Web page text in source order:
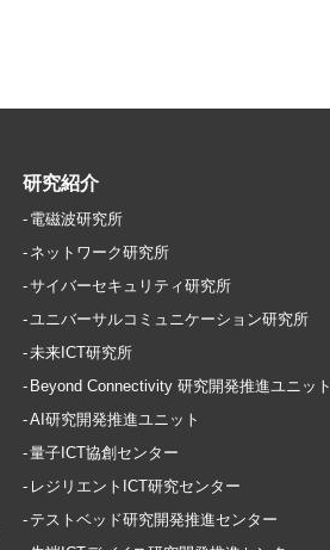
研究紹介
電磁波研究所
ネットワーク研究所
サイバーセキュリティ研究所
ユニバーサルコミュニケーション研究所
未来ICT研究所
Beyond Connectivity 研究開発推進ユニット
AI研究開発推進ユニット
量子ICT協創センター
レジリエントICT研究センター
テストベッド研究開発推進センター